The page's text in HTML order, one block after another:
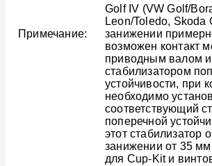
Примечание:
Golf IV (VW Golf/
Leon/Toledo, Skoda
занижении
возможен контакт
приводным валом и
стабилизатором
устойчивости, при
необходимо
соответствующий
поперечной
этот стабилизатор
занижении от 35
для Cup-Kit и